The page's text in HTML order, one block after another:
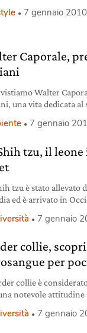
7 gennaio 2010
Caporale,
Walter
una vita dedicata
7 gennaio
tzu, il
tzu è stato allevato
ed è arrivato in
di questa
7 gennaio
collie,
per
collie è
notevole attitudine
razza.
7 gennaio